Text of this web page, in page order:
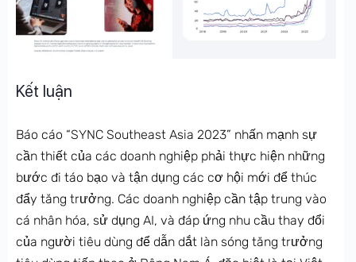
Kết luận
Báo cáo “SYNC Southeast Asia 2023” nhấn mạnh sự
cần thiết của các doanh nghiệp phải thực hiện những
bước đi táo bạo và tận dụng các cơ hội mới để thúc
đẩy tăng trưởng. Các doanh nghiệp cần tập trung vào
cá nhân hóa, sử dụng AI, và đáp ứng nhu cầu thay đổi
của người tiêu dùng để dẫn dắt làn sóng tăng trưởng